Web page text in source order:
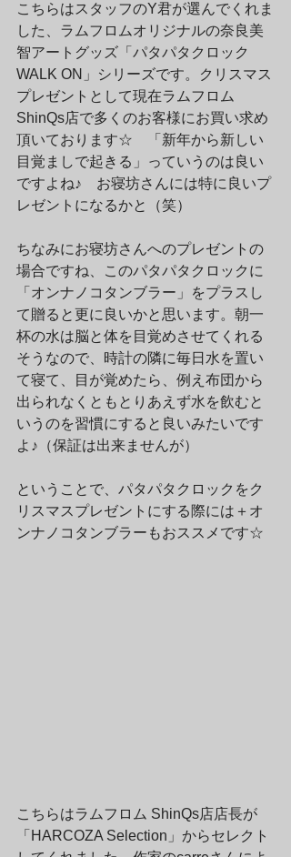
こちらはスタッフのY君が選んでくれま
した、ラムフロムオリジナルの奈良美
智アートグッズ「パタパタクロック
WALK ON」シリーズです。クリスマス
プレゼントとして現在ラムフロム
ShinQs店で多くのお客様にお買い求め
頂いております☆　「新年から新しい
目覚ましで起きる」っていうのは良い
ですよね♪　お寝坊さんには特に良いプ
レゼントになるかと（笑）
ちなみにお寝坊さんへのプレゼントの
場合ですね、このパタパタクロックに
「オンナノコタンブラー」をプラスし
て贈ると更に良いかと思います。朝一
杯の水は脳と体を目覚めさせてくれる
そうなので、時計の隣に毎日水を置い
て寝て、目が覚めたら、例え布団から
出られなくともとりあえず水を飲むと
いうのを習慣にすると良いみたいです
よ♪（保証は出来ませんが）
ということで、パタパタクロックをク
リスマスプレゼントにする際には＋オ
ンナノコタンブラーもおススメです☆
こちらはラムフロム ShinQs店店長が
「HARCOZA Selection」からセレクト